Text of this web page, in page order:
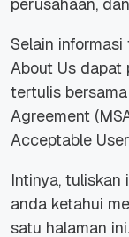
Selain
About Us dapat
tertulis
Agreement
Acceptable
Intinya, tuliskan
anda ketahui
satu halaman ini.